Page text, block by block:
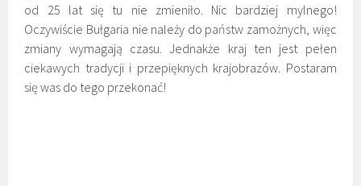
od 25 lat się tu nie zmieniło. Nic bardziej mylnego!
Oczywiście Bułgaria nie należy do państw zamożnych, więc
zmiany wymagają czasu. Jednakże kraj ten jest pełen
ciekawych tradycji i przepięknych krajobrazów. Postaram
się was do tego przekonać!